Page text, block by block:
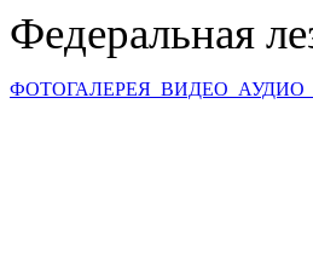
Федеральная
ФОТОГАЛЕРЕЯ ВИДЕО АУДИО